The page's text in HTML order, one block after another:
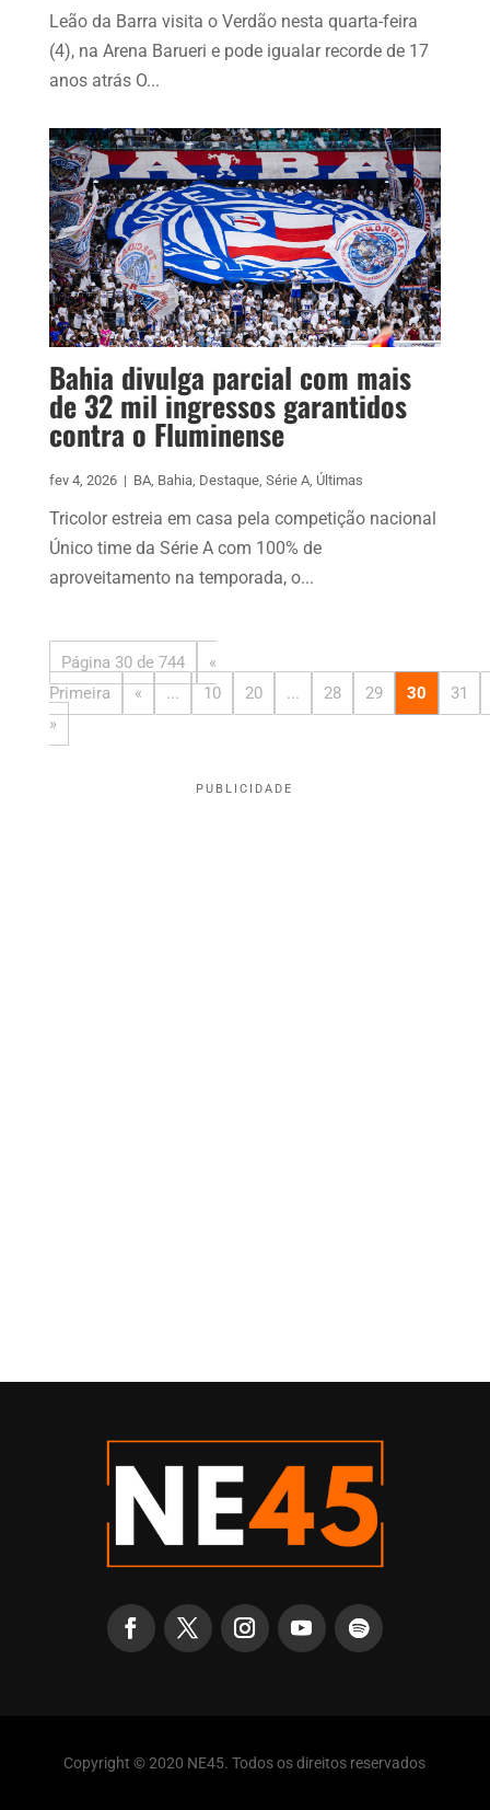
Leão da Barra visita o Verdão nesta quarta-feira
(4), na Arena Barueri e pode igualar recorde de 17
anos atrás O...
Bahia divulga parcial com mais
de 32 mil ingressos garantidos
contra o Fluminense
fev 4, 2026 | BA, Bahia, Destaque, Série A, Últimas
Tricolor estreia em casa pela competição nacional
Único time da Série A com 100% de
aproveitamento na temporada, o...
Página 30 de 744
«
Primeira
« ... 10 20 ... 28 29 30
31
»
PUBLICIDADE
Copyright © 2020 NE45. Todos os direitos reservados